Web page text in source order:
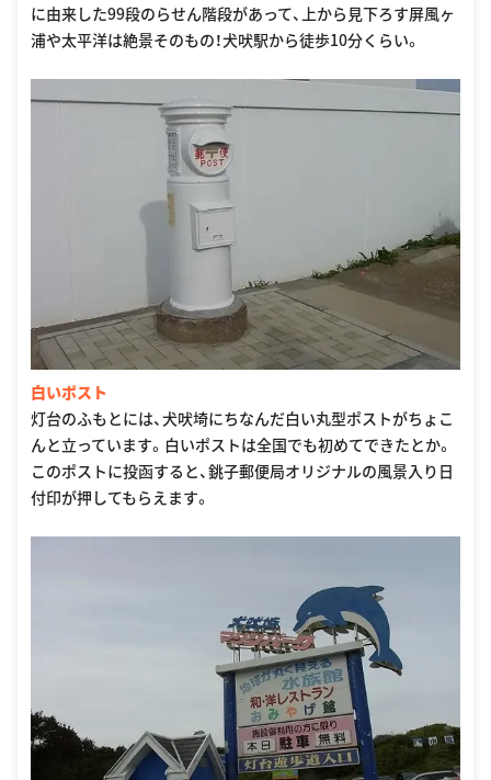
に由来した99段のらせん階段があって、上から見下ろす屏風ヶ
浦や太平洋は絶景そのもの！犬吠駅から徒歩10分くらい。
白いポスト
灯台のふもとには、犬吠埼にちなんだ白い丸型ポストがちょこ
んと立っています。白いポストは全国でも初めてできたとか。
このポストに投函すると、銚子郵便局オリジナルの風景入り日
付印が押してもらえます。